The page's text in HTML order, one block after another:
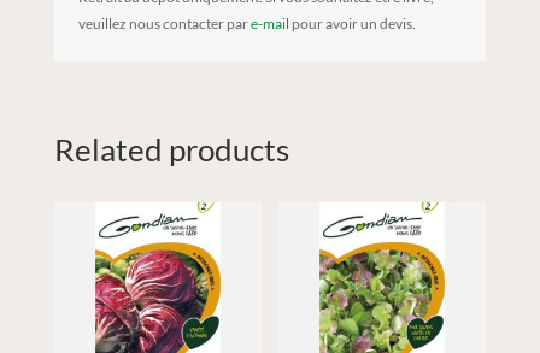
veuillez nous contacter pare-mail pour avoir un devis.
Related products